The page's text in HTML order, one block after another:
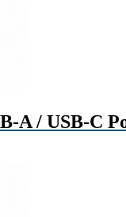
A / USB-C